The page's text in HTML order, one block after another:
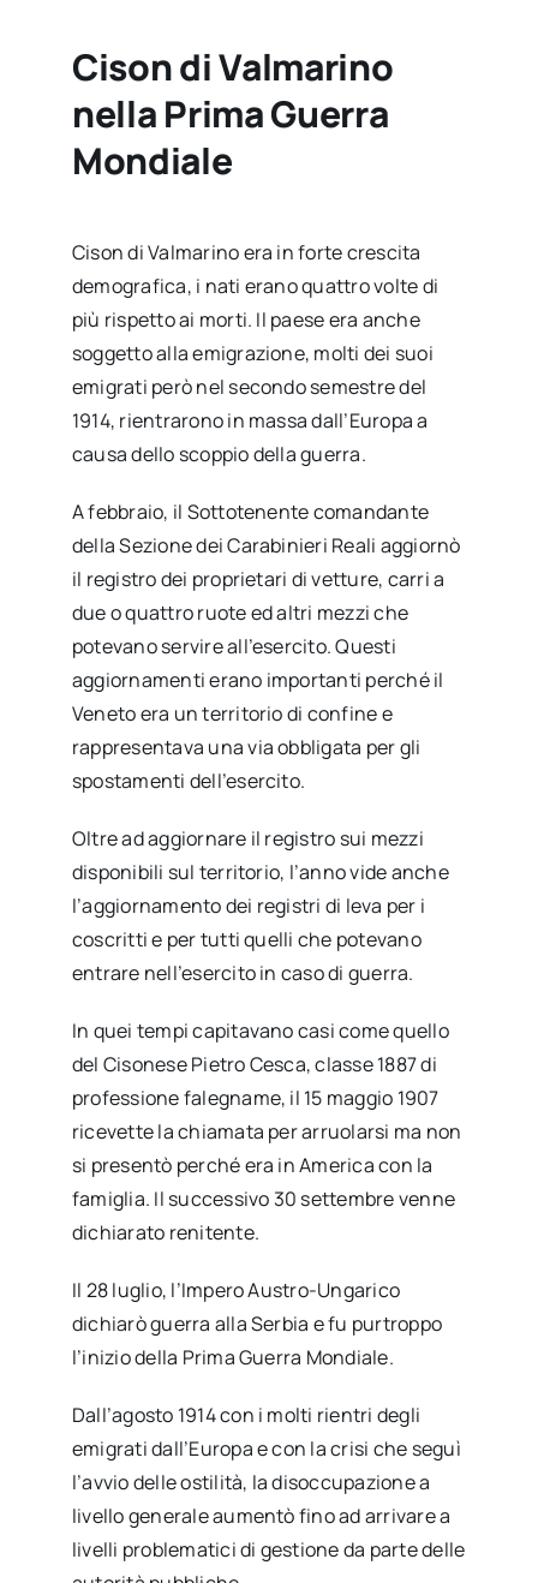
Cison di Valmarino
nella Prima Guerra
Mondiale
Cison di Valmarino era in forte crescita
demografica, i nati erano quattro volte di
più rispetto ai morti. Il paese era anche
soggetto alla emigrazione, molti dei suoi
emigrati però nel secondo semestre del
1914, rientrarono in massa dall’Europa a
causa dello scoppio della guerra.
A febbraio, il Sottotenente comandante
della Sezione dei Carabinieri Reali aggiornò
il registro dei proprietari di vetture, carri a
due o quattro ruote ed altri mezzi che
potevano servire all’esercito. Questi
aggiornamenti erano importanti perché il
Veneto era un territorio di confine e
rappresentava una via obbligata per gli
spostamenti dell’esercito.
Oltre ad aggiornare il registro sui mezzi
disponibili sul territorio, l’anno vide anche
l’aggiornamento dei registri di leva per i
coscritti e per tutti quelli che potevano
entrare nell’esercito in caso di guerra.
In quei tempi capitavano casi come quello
del Cisonese Pietro Cesca, classe 1887 di
professione falegname, il 15 maggio 1907
ricevette la chiamata per arruolarsi ma non
si presentò perché era in America con la
famiglia. Il successivo 30 settembre venne
dichiarato renitente.
Il 28 luglio, l’Impero Austro-Ungarico
dichiarò guerra alla Serbia e fu purtroppo
l’inizio della Prima Guerra Mondiale.
Dall’agosto 1914 con i molti rientri degli
emigrati dall’Europa e con la crisi che seguì
l’avvio delle ostilità, la disoccupazione a
livello generale aumentò fino ad arrivare a
livelli problematici di gestione da parte delle